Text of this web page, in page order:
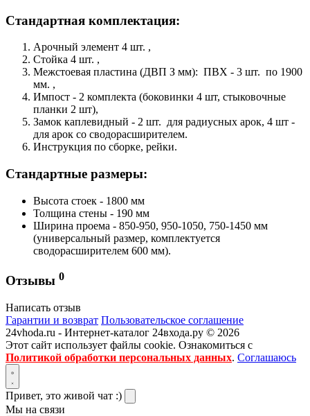
Стандартная комплектация:
Арочный элемент 4 шт. ,
Стойка 4 шт. ,
Межстоевая пластина (ДВП З мм): ПВХ - 3 шт. по 1900
мм. ,
Импост - 2 комплекта (боковинки 4 шт, стыковочные
планки 2 шт),
Замок каплевидный - 2 шт. для радиусных арок, 4 шт -
для арок со сводорасширителем.
Инструкция по сборке, рейки.
Стандартные размеры:
Высота стоек - 1800 мм
Толщина стены - 190 мм
Ширина проема - 850-950, 950-1050, 750-1450 мм
(универсальный размер, комплектуется
сводорасширителем 600 мм).
Отзывы 0
Написать отзыв
Гарантии и возврат Пользовательское соглашение
24vhoda.ru - Интернет-каталог 24входа.ру © 2026
Этот сайт использует файлы cookie. Ознакомиться с
Политикой обработки персональных данных. Соглашаюсь
Привет, это живой чат :)
Мы на связи